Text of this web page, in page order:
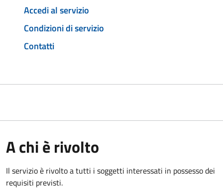
Accedi al servizio
Condizioni di servizio
Contatti
A chi è rivolto
Il servizio è rivolto a tutti i soggetti interessati in possesso dei
requisiti previsti.